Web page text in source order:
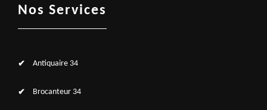
Nos Services
Antiquaire 34
Brocanteur 34